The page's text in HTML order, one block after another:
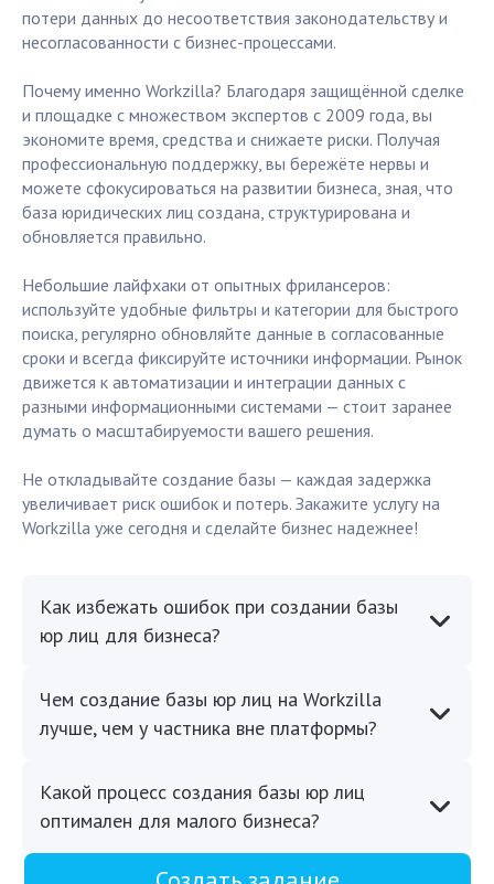
потери данных до несоответствия законодательству и
несогласованности с бизнес-процессами.
Почему именно Workzilla? Благодаря защищённой сделке
и площадке с множеством экспертов с 2009 года, вы
экономите время, средства и снижаете риски. Получая
профессиональную поддержку, вы бережёте нервы и
можете сфокусироваться на развитии бизнеса, зная, что
база юридических лиц создана, структурирована и
обновляется правильно.
Небольшие лайфхаки от опытных фрилансеров:
используйте удобные фильтры и категории для быстрого
поиска, регулярно обновляйте данные в согласованные
сроки и всегда фиксируйте источники информации. Рынок
движется к автоматизации и интеграции данных с
разными информационными системами — стоит заранее
думать о масштабируемости вашего решения.
Не откладывайте создание базы — каждая задержка
увеличивает риск ошибок и потерь. Закажите услугу на
Workzilla уже сегодня и сделайте бизнес надежнее!
Как избежать ошибок при создании базы
юр лиц для бизнеса?
Чем создание базы юр лиц на Workzilla
лучше, чем у частника вне платформы?
Какой процесс создания базы юр лиц
оптимален для малого бизнеса?